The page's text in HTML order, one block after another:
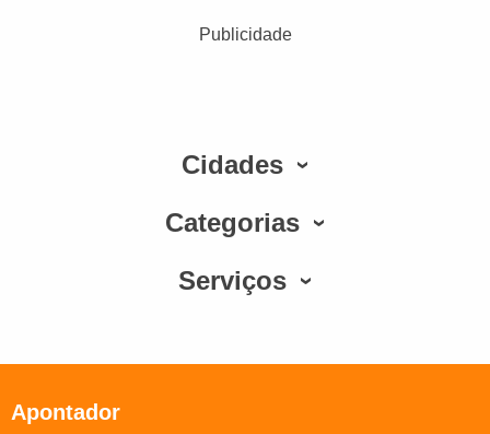
Publicidade
Cidades
Categorias
Serviços
Apontador